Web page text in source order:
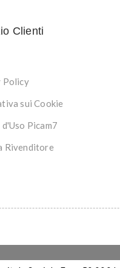
Clienti
Policy
sui Cookie
d'Uso Picam7
Rivenditore